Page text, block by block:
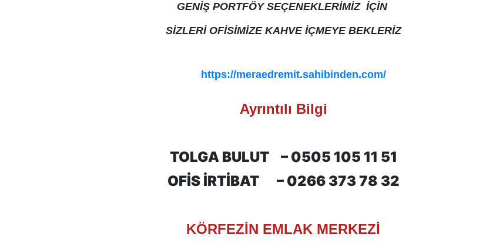
GENİŞ PORTFÖY SEÇENEKLERİMİZ İÇİN
SİZLERİ OFİSİMİZE KAHVE İÇMEYE BEKLERİZ
https://meraedremit.sahibinden.com/
Ayrıntılı Bilgi
TOLGA BULUT – 0505 105 11 51
OFİS İRTİBAT – 0266 373 78 32
KÖRFEZİN EMLAK MERKEZİ